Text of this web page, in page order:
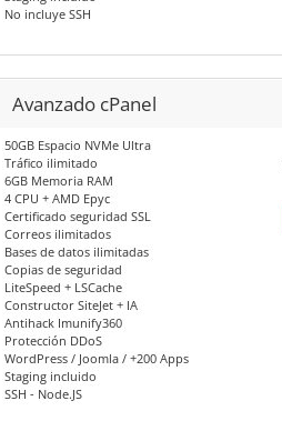
No incluye SSH
Avanzado cPanel
50GB Espacio NVMe Ultra
Tráfico ilimitado
6GB Memoria RAM
4 CPU + AMD Epyc
Certificado seguridad SSL
Correos ilimitados
Bases de datos ilimitadas
Copias de seguridad
LiteSpeed + LSCache
Constructor SiteJet + IA
Antihack Imunify360
Protección DDoS
WordPress / Joomla / +200 Apps
Staging incluido
SSH - Node.JS